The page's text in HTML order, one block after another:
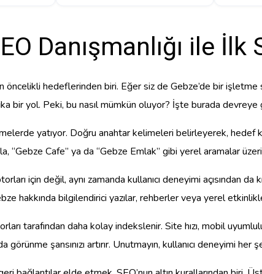
Danışmanlığı ile
hedeflerinden biri. Eğer siz de Gebze’de bir
bir yol. Peki, bu nasıl mümkün oluyor? İşte burada
yatıyor. Doğru anahtar kelimeleri belirleyerek, hedef
“Gebze Cafe” ya da “Gebze Emlak” gibi yerel aramalar
için değil, aynı zamanda kullanıcı deneyimi açısından
hakkında bilgilendirici yazılar, rehberler veya yerel
tarafından daha kolay indekslenir. Site hızı, mobil
şansınızı artırır. Unutmayın, kullanıcı deneyimi her